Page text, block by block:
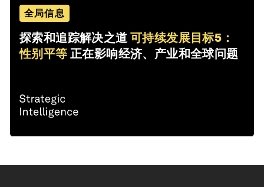
全局信息
探索和追踪解决之道可持续发展目标5：
性别平等 正在影响经济、产业和全球问题